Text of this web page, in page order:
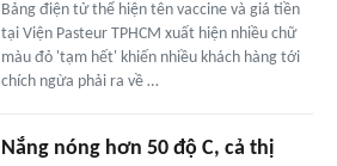
Bảng điện tử thể hiện tên vaccine và giá tiền
tại Viện Pasteur TPHCM xuất hiện nhiều chữ
màu đỏ 'tạm hết' khiến nhiều khách hàng tới
chích ngừa phải ra về …
Nắng nóng hơn 50 độ C, cả thị